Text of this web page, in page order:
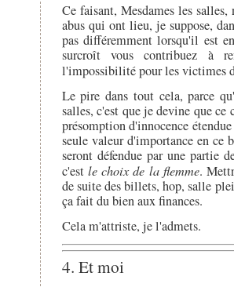
Ce faisant, Mesdames les
abus qui ont lieu, je suppose,
pas différemment lorsqu'il est
surcroît vous contribuez à
l'impossibilité pour les victimes
Le pire dans tout cela, parce
salles, c'est que je devine que
présomption d'innocence
seule valeur d'importance en ce
seront défendue par une partie
c'est le choix de la flemme.
de suite des billets, hop, salle
ça fait du bien aux finances.
Cela m'attriste, je l'admets.
4. Et moi